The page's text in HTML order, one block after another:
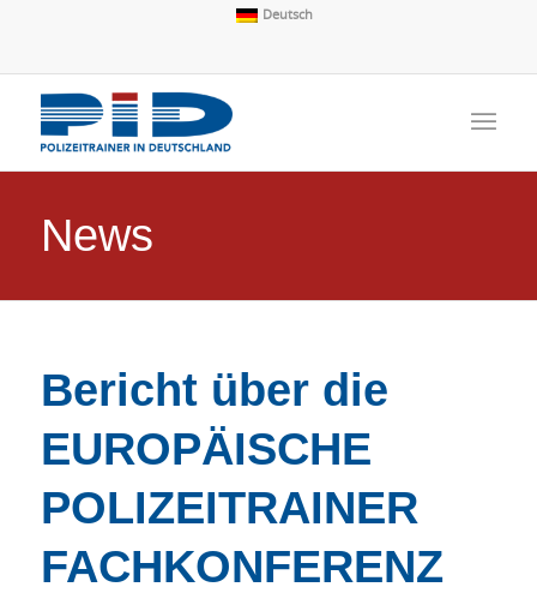
Deutsch
News
Bericht über die
EUROPÄISCHE
POLIZEITRAINER
FACHKONFERENZ